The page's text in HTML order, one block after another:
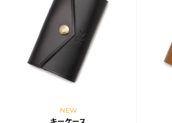
NEW